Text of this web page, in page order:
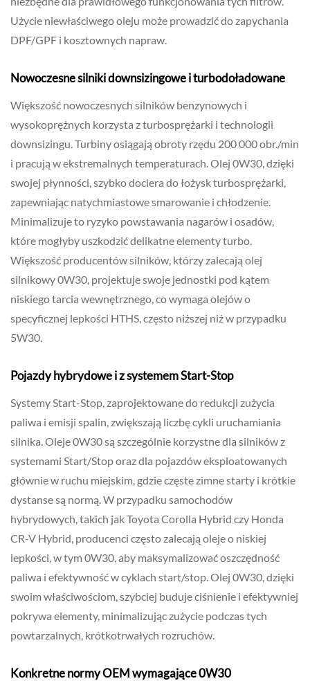
Użycie niewłaściwego oleju może prowadzić do zapychania
DPF/GPF i kosztownych napraw.
Nowoczesne silniki downsizingowe i turbodoładowane
Większość nowoczesnych silników benzynowych i
wysokoprężnych korzysta z turbosprężarki i technologii
downsizingu. Turbiny osiągają obroty rzędu 200 000 obr./min
i pracują w ekstremalnych temperaturach. Olej 0W30, dzięki
swojej płynności, szybko dociera do łożysk turbosprężarki,
zapewniając natychmiastowe smarowanie i chłodzenie.
Minimalizuje to ryzyko powstawania nagarów i osadów,
które mogłyby uszkodzić delikatne elementy turbo.
Większość producentów silników, którzy zalecają olej
silnikowy 0W30, projektuje swoje jednostki pod kątem
niskiego tarcia wewnętrznego, co wymaga olejów o
specyficznej lepkości HTHS, często niższej niż w przypadku
5W30.
Pojazdy hybrydowe i z systemem Start-Stop
Systemy Start-Stop, zaprojektowane do redukcji zużycia
paliwa i emisji spalin, zwiększają liczbę cykli uruchamiania
silnika. Oleje 0W30 są szczególnie korzystne dla silników z
systemami Start/Stop oraz dla pojazdów eksploatowanych
głównie w ruchu miejskim, gdzie częste zimne starty i krótkie
dystanse są normą. W przypadku samochodów
hybrydowych, takich jak Toyota Corolla Hybrid czy Honda
CR-V Hybrid, producenci często zalecają oleje o niskiej
lepkości, w tym 0W30, aby maksymalizować oszczędność
paliwa i efektywność w cyklach start/stop. Olej 0W30, dzięki
swoim właściwościom, szybciej buduje ciśnienie i efektywniej
pokrywa elementy, minimalizując zużycie podczas tych
powtarzalnych, krótkotrwałych rozruchów.
Konkretne normy OEM wymagające 0W30